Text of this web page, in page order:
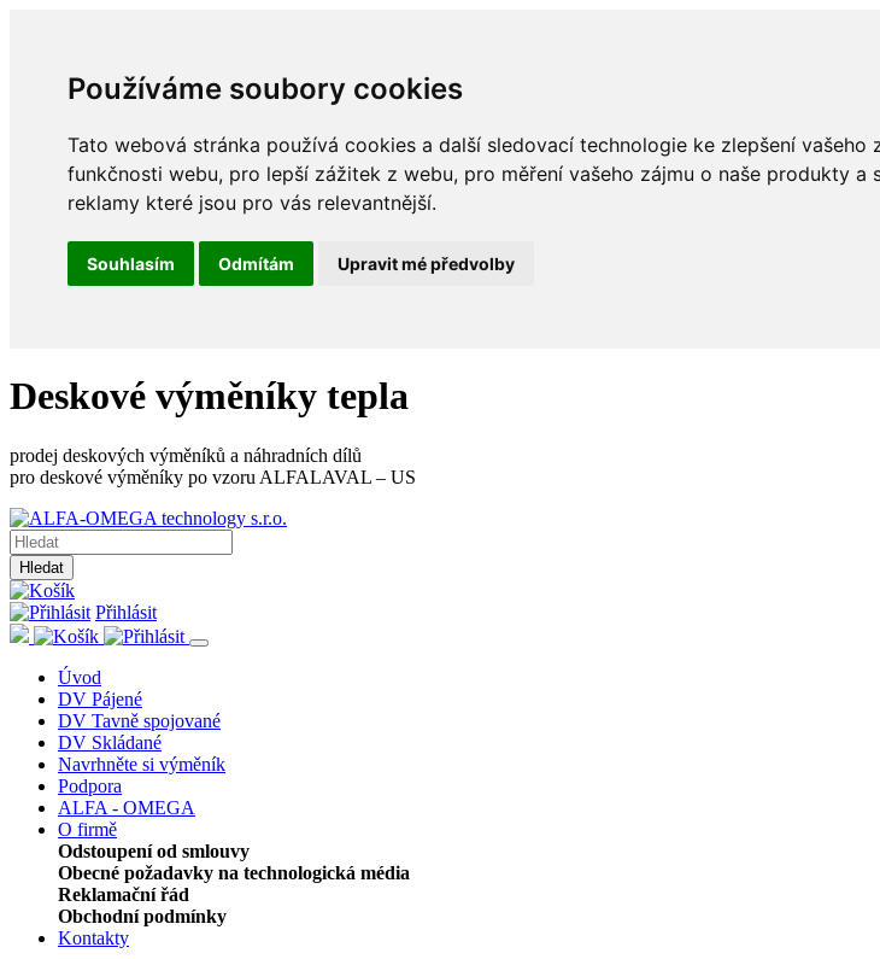
Používáme soubory cookies
Tato webová stránka používá cookies a další sledovací technologie ke zlepšení
funkčnosti webu, pro lepší zážitek z webu, pro měření vašeho zájmu o naše produkty
reklamy které jsou pro vás relevantnější.
Souhlasím Odmítám Upravit mé předvolby
Deskové výměníky tepla
prodej deskových výměníků a náhradních dílů
pro deskové výměníky po vzoru ALFALAVAL – US
Hledat
Přihlásit
Úvod
DV Pájené
DV Tavně spojované
DV Skládané
Navrhněte si výměník
Podpora
ALFA - OMEGA
O firmě
Odstoupení od smlouvy
Obecné požadavky na technologická média
Reklamační řád
Obchodní podmínky
Kontakty